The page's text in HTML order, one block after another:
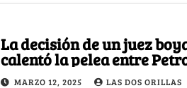
La decisión de un juez
calentó la pelea entre
las platas de EPM
MARZO 12, 2025 LAS DOS ORILLAS